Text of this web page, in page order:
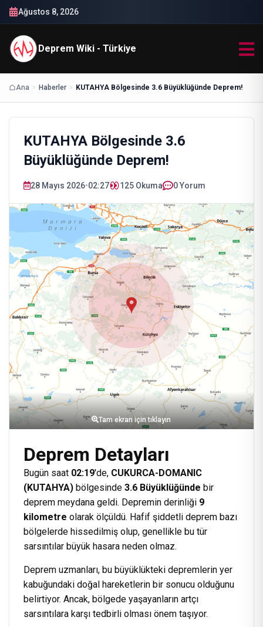
Ağustos 8, 2026
Deprem Wiki - Türkiye
Ana Haberler KUTAHYA Bölgesinde 3.6 Büyüklüğünde Deprem!
KUTAHYA Bölgesinde 3.6
Büyüklüğünde Deprem!
28 Mayıs 2026•02:27 125 Okuma 0 Yorum
Tam ekran için tıklayın
Deprem Detayları
Bugün saat 02:19'de, CUKURCA-DOMANIC
(KUTAHYA) bölgesinde 3.6 Büyüklüğünde bir
deprem meydana geldi. Depremin derinliği 9
kilometre olarak ölçüldü. Hafif şiddetli deprem bazı
bölgelerde hissedilmiş olup, genellikle bu tür
sarsıntılar büyük hasara neden olmaz.
Deprem uzmanları, bu büyüklükteki depremlerin yer
kabuğundaki doğal hareketlerin bir sonucu olduğunu
belirtiyor. Ancak, bölgede yaşayanların artçı
sarsıntılara karşı tedbirli olması önem taşıyor.